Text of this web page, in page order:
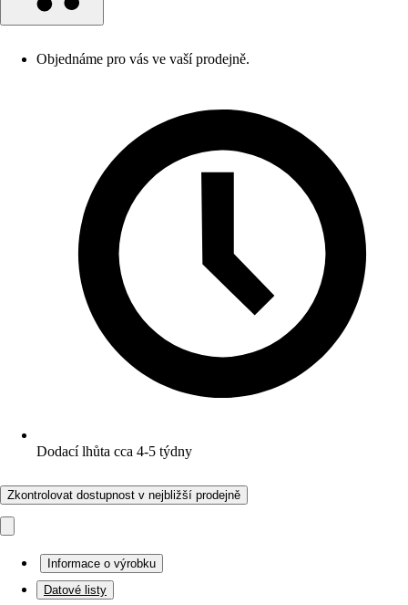
Objednáme pro vás ve vaší prodejně.
Dodací lhůta cca 4-5 týdny
Zkontrolovat dostupnost v nejbližší prodejně
Informace o výrobku
Datové listy